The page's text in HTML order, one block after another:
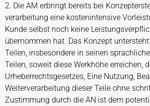
2. Die AM erbringt bereits bei
verarbeitung eine kostenintensive
Kunde selbst noch keine
übernommen hat. Das Konzept
Teilen, insbesondere in seinen
Teilen, soweit diese Werkhöhe erreichen,
Urheberrechtsgesetzes, Eine Nutzung,
Weiterverarbeitung dieser Teile ohne
Zustimmung durch die AN ist dem